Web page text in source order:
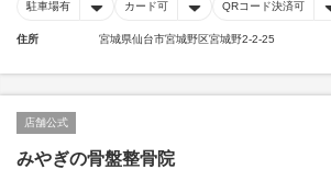
駐車場有 カード可 QRコード決済可
住所 宮城県仙台市宮城野区宮城野2-2-25
店舗公式
みやぎの骨盤整骨院